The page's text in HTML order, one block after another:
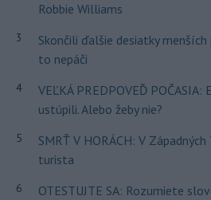
Robbie Williams
3
Skončili ďalšie desiatky
to nepáči
4
VEĽKÁ PREDPOVEĎ
ustúpili. Alebo žeby nie?
5
SMRŤ V HORÁCH: V
turista
6
OTESTUJTE SA: Rozumiete